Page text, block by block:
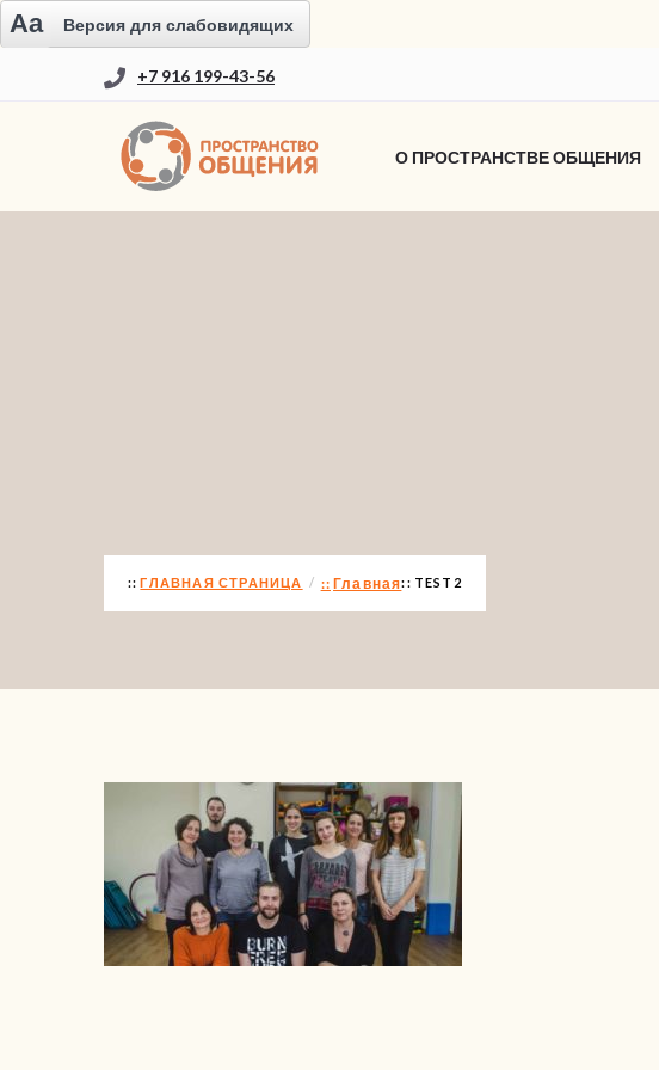
Aa Версия для слабовидящих
+7 916 199-43-56
О ПРОСТРАНСТВЕ ОБЩЕНИЯ
ГЛАВНАЯ СТРАНИЦА Главная TEST2